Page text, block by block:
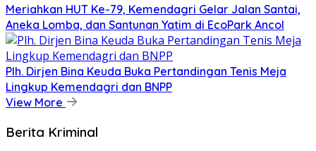
Meriahkan HUT Ke-79, Kemendagri Gelar Jalan Santai,
Aneka Lomba, dan Santunan Yatim di EcoPark Ancol
Plh. Dirjen Bina Keuda Buka Pertandingan Tenis Meja
Lingkup Kemendagri dan BNPP
View More
Berita Kriminal